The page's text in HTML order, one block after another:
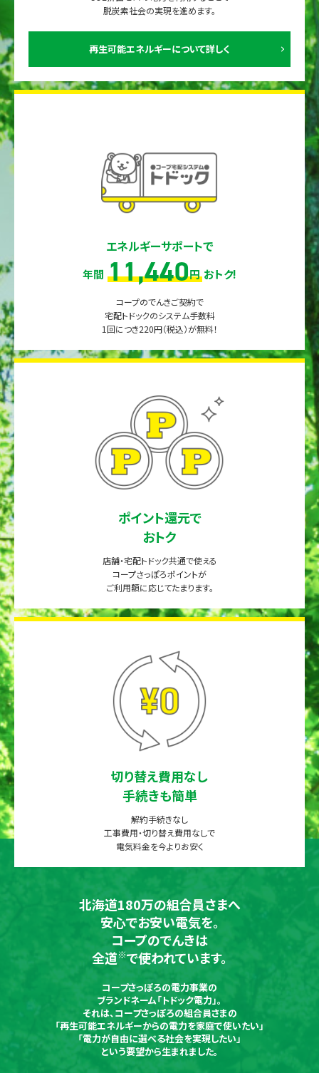
脱炭素社会の実現を進めます。
再生可能エネルギーについて詳しく
エネルギーサポートで
年間 11,440円 おトク!
コープのでんきご契約で
宅配トドックのシステム手数料
1回につき220円（税込）が無料！
ポイント還元で
おトク
店舗・宅配トドック共通で使える
コープさっぽろポイントが
ご利用額に応じてたまります。
切り替え費用なし
手続きも簡単
解約手続きなし
工事費用・切り替え費用なしで
電気料金を今よりお安く
北海道180万の組合員さまへ
安心でお安い電気を。
コープのでんきは
全道※で使われています。
コープさっぽろの電力事業の
ブランドネーム「トドック電力」。
それは、コープさっぽろの組合員さまの
「再生可能エネルギーからの電力を家庭で使いたい」
「電力が自由に選べる社会を実現したい」
という要望から生まれました。